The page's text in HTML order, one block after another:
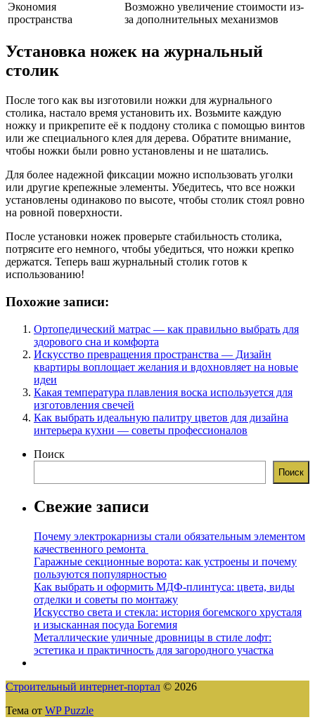
Экономия
пространства
Возможно увеличение стоимости из-
за дополнительных механизмов
Установка ножек на журнальный
столик
После того как вы изготовили ножки для журнального
столика, настало время установить их. Возьмите каждую
ножку и прикрепите её к поддону столика с помощью винтов
или же специального клея для дерева. Обратите внимание,
чтобы ножки были ровно установлены и не шатались.
Для более надежной фиксации можно использовать уголки
или другие крепежные элементы. Убедитесь, что все ножки
установлены одинаково по высоте, чтобы столик стоял ровно
на ровной поверхности.
После установки ножек проверьте стабильность столика,
потрясите его немного, чтобы убедиться, что ножки крепко
держатся. Теперь ваш журнальный столик готов к
использованию!
Похожие записи:
Ортопедический матрас — как правильно выбрать для
здорового сна и комфорта
Искусство превращения пространства — Дизайн
квартиры воплощает желания и вдохновляет на новые
идеи
Какая температура плавления воска используется для
изготовления свечей
Как выбрать идеальную палитру цветов для дизайна
интерьера кухни — советы профессионалов
Поиск
Поиск
Свежие записи
Почему электрокарнизы стали обязательным элементом
качественного ремонта
Гаражные секционные ворота: как устроены и почему
пользуются популярностью
Как выбрать и оформить МДФ-плинтуса: цвета, виды
отделки и советы по монтажу
Искусство света и стекла: история богемского хрусталя
и изысканная посуда Богемия
Металлические уличные дровницы в стиле лофт:
эстетика и практичность для загородного участка
Строительный интернет-портал © 2026
Тема от WP Puzzle